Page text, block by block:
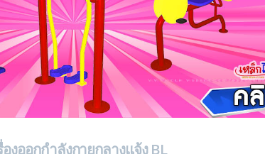
องออกกำลังกายกลางแจ้ง BL